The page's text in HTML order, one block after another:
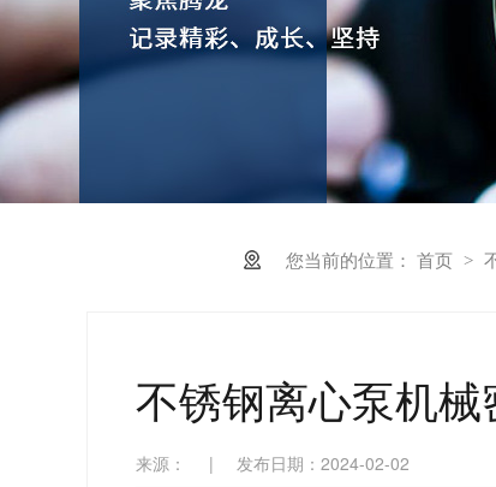
您当前的位置： 首页 >
不锈钢离心泵机
来源： | 发布日期：2024-02-02